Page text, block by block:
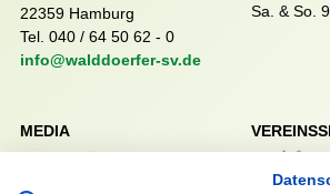
22359 Hamburg
Tel. 040 / 64 50 62 - 0
info@walddoerfer-sv.de
Sa. & So.
MEDIA